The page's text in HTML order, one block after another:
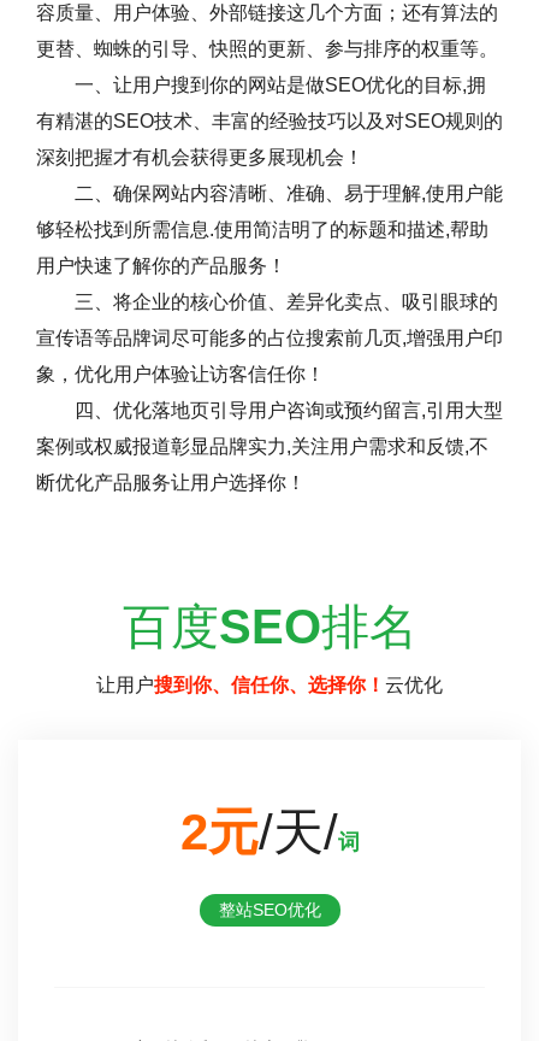
容质量、用户体验、外部链接这几个方面；还有算法的
更替、蜘蛛的引导、快照的更新、参与排序的权重等。
一、让用户搜到你的网站是做SEO优化的目标,拥
有精湛的SEO技术、丰富的经验技巧以及对SEO规则的
深刻把握才有机会获得更多展现机会！
二、确保网站内容清晰、准确、易于理解,使用户能
够轻松找到所需信息.使用简洁明了的标题和描述,帮助
用户快速了解你的产品服务！
三、将企业的核心价值、差异化卖点、吸引眼球的
宣传语等品牌词尽可能多的占位搜索前几页,增强用户印
象，优化用户体验让访客信任你！
四、优化落地页引导用户咨询或预约留言,引用大型
案例或权威报道彰显品牌实力,关注用户需求和反馈,不
断优化产品服务让用户选择你！
百度SEO排名
让用户搜到你、信任你、选择你！ 云优化
2元/天/词
整站SEO优化